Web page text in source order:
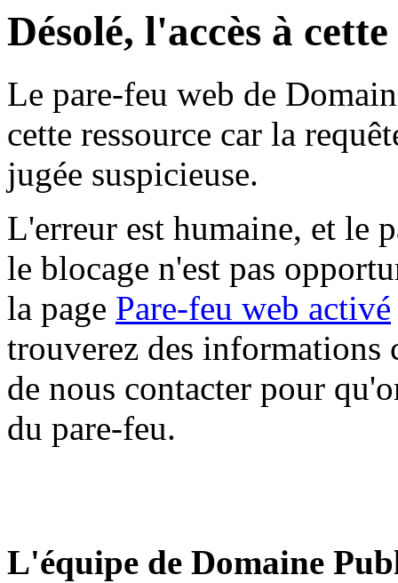
Désolé, l'accès à
Le pare-feu web de
cette ressource car la
jugée suspicieuse.
L'erreur est humaine, et le
le blocage n'est pas
la page Pare-feu web activé
trouverez des informations
de nous contacter pour
du pare-feu.
L'équipe de Domaine